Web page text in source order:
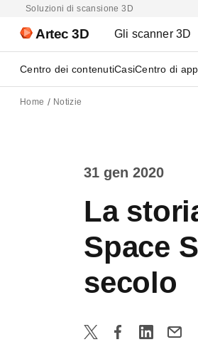
Soluzioni di scansione 3D
Artec 3D Gli scanner 3D
Centro dei contenutiCasiCentro di
Home Notizie
31 gen 2020
La
Space
secolo